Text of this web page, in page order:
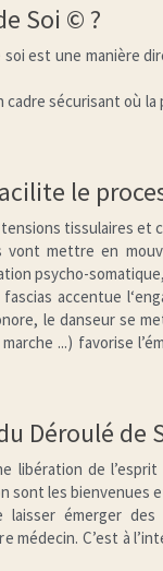
Soi © ?
est une manière
sécurisant où la
le
tissulaires et
vont mettre en
psycho-
accentue
le danseur se
...) favorise
Déroulé de
libération de
sont les bienvenues
laisser émerger
médecin. C’est à